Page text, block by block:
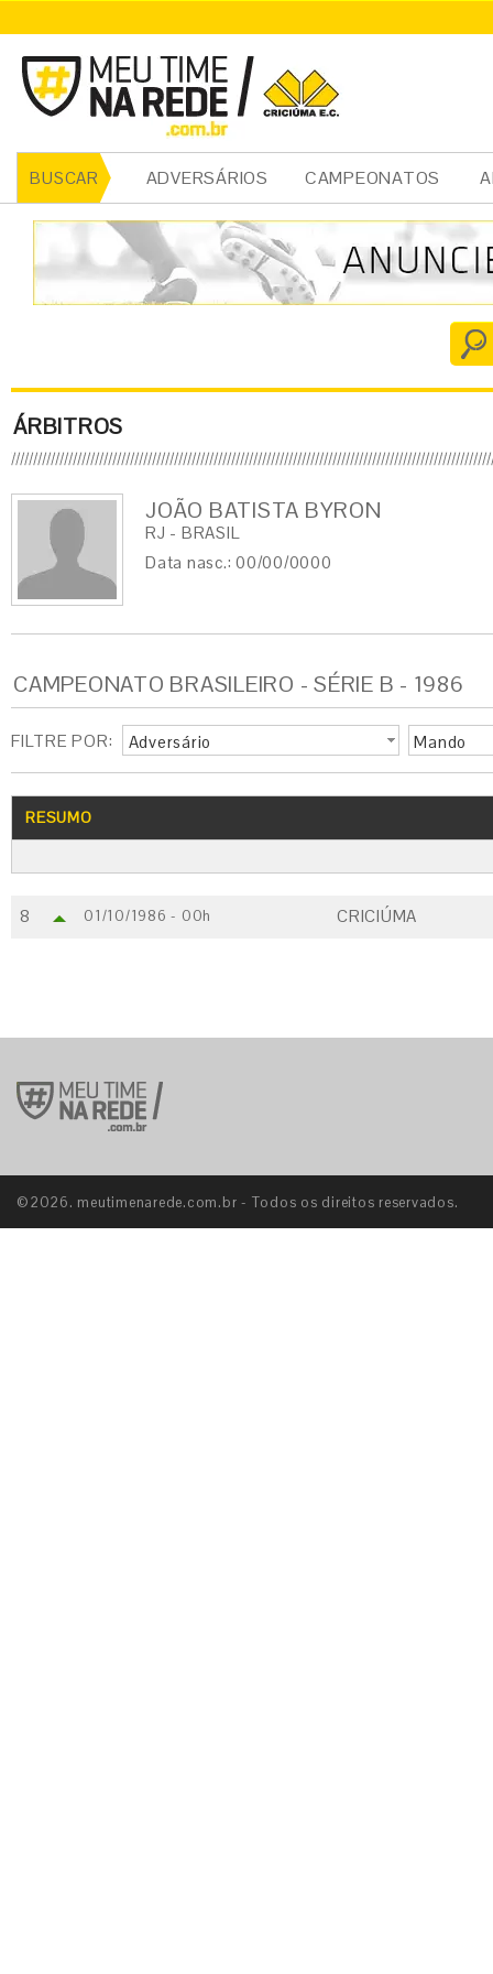
BUSCAR ADVERSÁRIOS CAMPEONATOS
ÁRBITROS
JOÃO BATISTA BYRON
RJ - BRASIL
Data nasc.: 00/00/0000
CAMPEONATO BRASILEIRO - SÉRIE B - 1986
FILTRE POR: Adversário Mando
RESUMO
8 01/10/1986 - 00h CRICIÚMA
©2026. meutimenarede.com.br - Todos os direitos reservados.